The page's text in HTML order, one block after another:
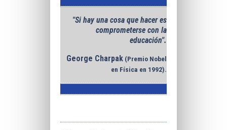
"Si hay una cosa que hacer es
comprometerse con la
educación".
George Charpak(Premio Nobel
en Física en 1992).